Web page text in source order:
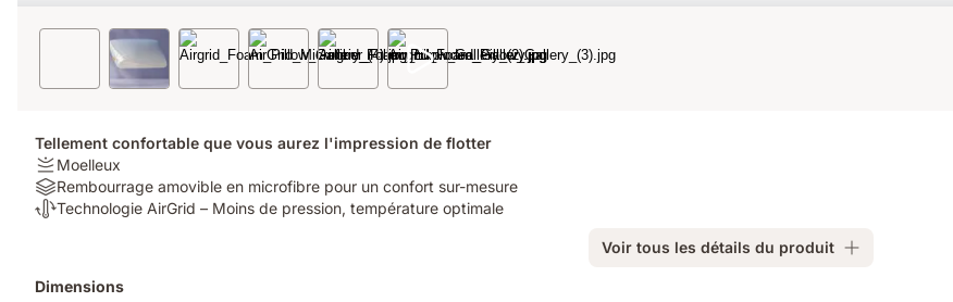
Tellement confortable que vous aurez l'impression de flotter
Firmness:
Moelleux
Moelleux
Material:
Rembourrage
pour
Rembourrage amovible en microfibre pour un confort sur-mesure
Thermorégulation:
Moins
Technologie AirGrid – Moins de pression, température optimale
Voir tous les détails du produit
Produits
Dimensions